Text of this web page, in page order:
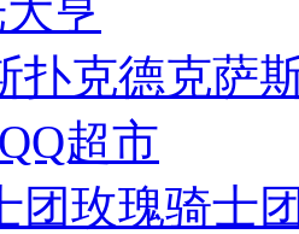
亨
德克萨
QQ超市
玫瑰骑士